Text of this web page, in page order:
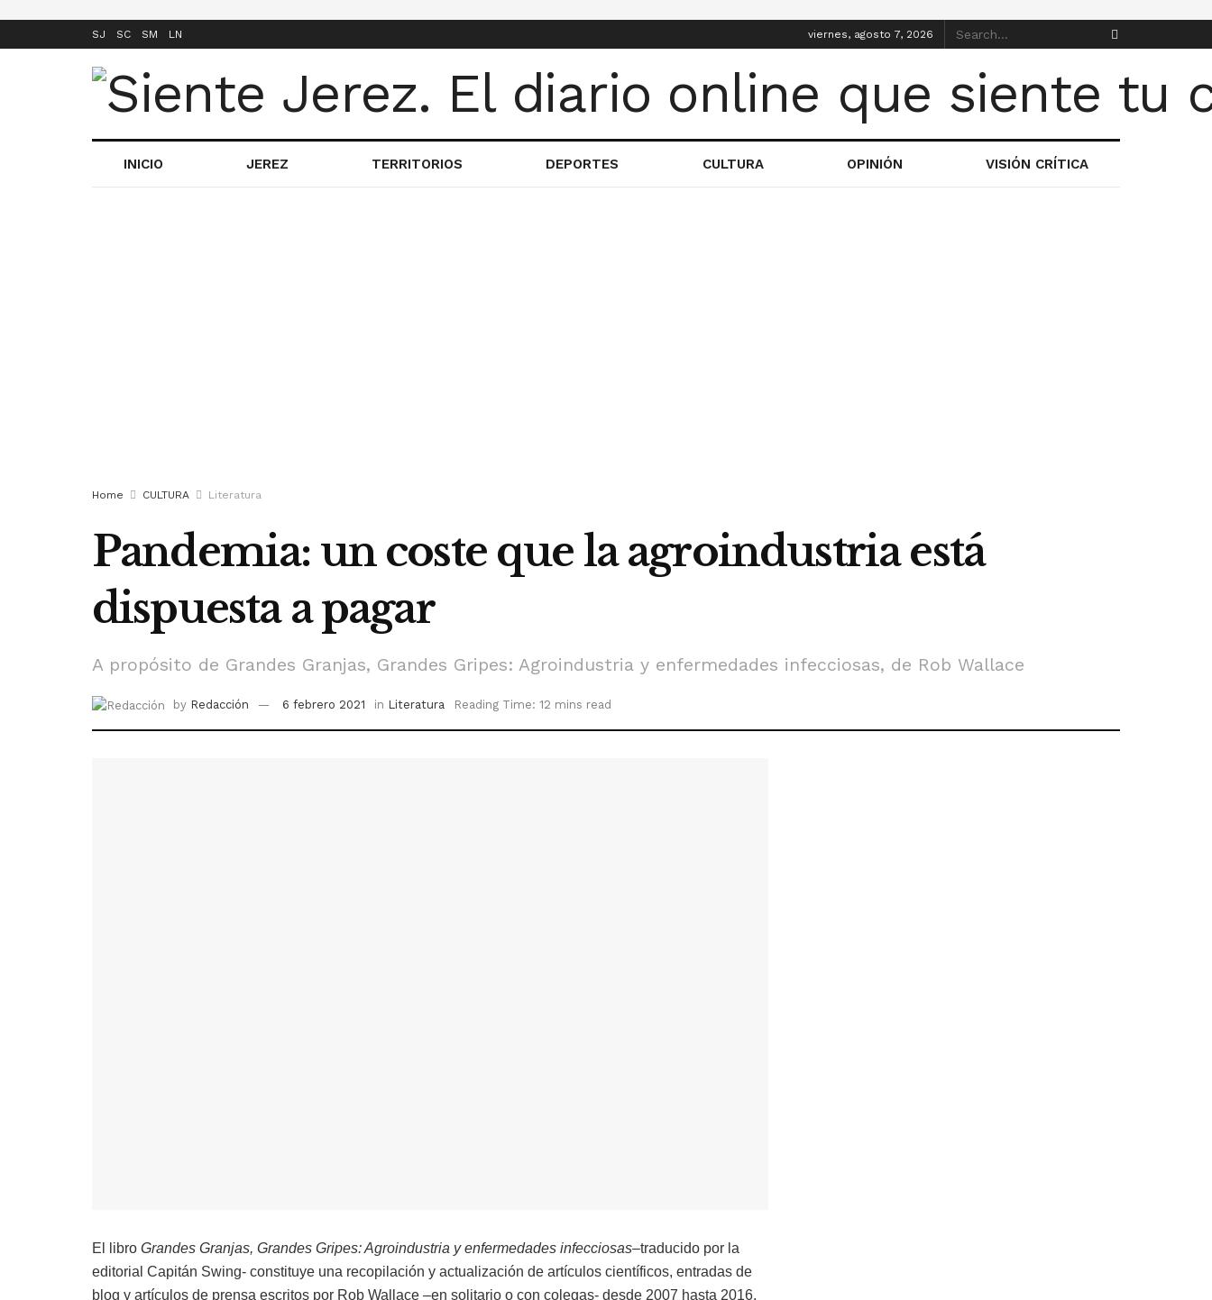
SJ SC SM LN viernes, agosto 7, 2026
INICIO JEREZ TERRITORIOS DEPORTES CULTURA OPINIÓN VISIÓN CRÍTICA
Home CULTURA Literatura
Pandemia: un coste que la agroindustria está
dispuesta a pagar
A propósito de Grandes Granjas, Grandes Gripes: Agroindustria y enfermedades infecciosas­, de Rob Wallace
by Redacción 6 febrero 2021 in Literatura Reading Time: 12 mins read
El libro Grandes Granjas, Grandes Gripes: Agroindustria y enfermedades infecciosas­–traducido por la
editorial Capitán Swing- constituye una recopilación y actualización de artículos científicos, entradas de
blog y artículos de prensa escritos por Rob Wallace –en solitario o con colegas- desde 2007 hasta 2016.